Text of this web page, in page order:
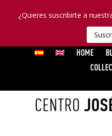
¿Quieres suscribirte a
HOME